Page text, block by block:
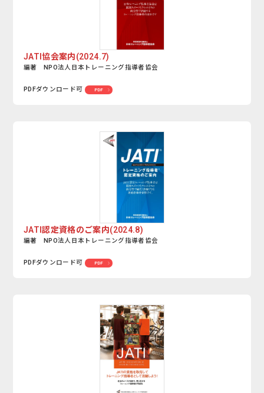
JATI協会案内(2024.7)
編著 NPO法人日本トレーニング指導者協会
PDFダウンロード可 PDF
JATI認定資格のご案内(2024.8)
編著 NPO法人日本トレーニング指導者協会
PDFダウンロード可 PDF